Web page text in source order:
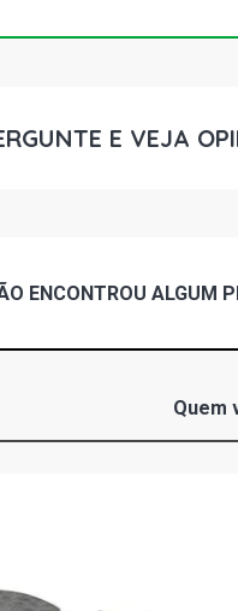
E VEJA
ENCONTROU ALGUM
Quem